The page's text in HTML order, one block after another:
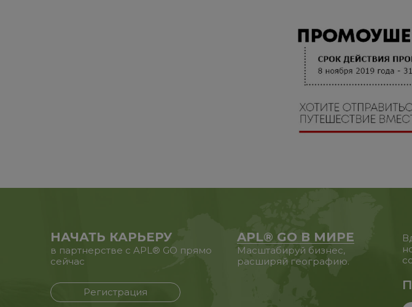
НАЧАТЬ КАРЬЕРУ
в партнерстве с APL® GO прямо
сейчас
Регистрация
APL® GO В МИРЕ
Масштабируй бизнес,
расширяй географию.